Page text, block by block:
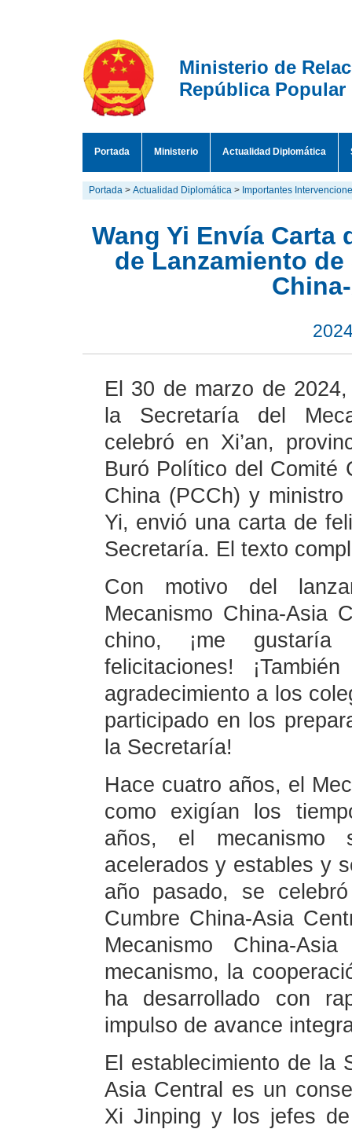
Ministerio de
República Popular
Portada Ministerio Actualidad Diplomática
Portada > Actualidad Diplomática > Importantes
Wang Yi Envía Carta
de Lanzamiento
El 30 de marzo de
la Secretaría del
celebró en Xi’an,
Buró Político del Comité
China (PCCh) y
Yi, envió una carta de
Secretaría. El texto
Con motivo del
Mecanismo China-Asia
chino, ¡me
felicitaciones!
agradecimiento a los
participado en los
la Secretaría!
Hace cuatro años, el
como exigían los
años, el mecanismo
acelerados y estables y
año pasado, se
Cumbre China-Asia
Mecanismo China-
mecanismo, la
ha desarrollado con
impulso de avance
El establecimiento de la
Asia Central es un
Xi Jinping y los jefes